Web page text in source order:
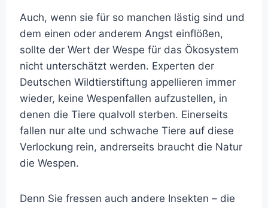
Auch, wenn sie für so manchen lästig sind und
dem einen oder anderem Angst einflößen,
sollte der Wert der Wespe für das Ökosystem
nicht unterschätzt werden. Experten der
Deutschen Wildtierstiftung appellieren immer
wieder, keine Wespenfallen aufzustellen, in
denen die Tiere qualvoll sterben. Einerseits
fallen nur alte und schwache Tiere auf diese
Verlockung rein, andrerseits braucht die Natur
die Wespen.
Denn Sie fressen auch andere Insekten – die